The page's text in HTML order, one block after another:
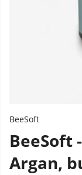
BeeSoft
BeeSoft
Argan,